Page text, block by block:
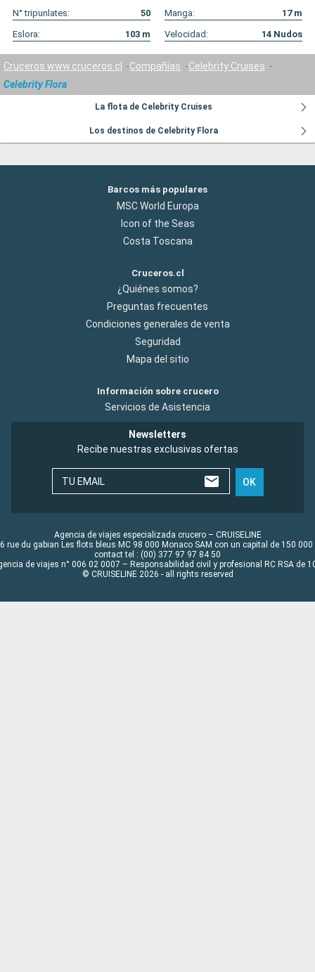
N° tripunlates:
50 Manga: 17m
Eslora:
103 m Velocidad: 14 Nudos
Cruceros www.cruceros.cl Compañías
Celebrity Cruises
Celebrity Flora
La flota de Celebrity Cruises
Los destinos de Celebrity Flora
Barcos más populares
MSC World Europa
Icon of the Seas
Costa Toscana
Cruceros.cl
¿Quiénes somos?
Preguntas frecuentes
Condiciones generales de venta
Seguridad
Mapa del sitio
Información sobre crucero
Servicios de Asistencia
Newsletters
Recibe nuestras exclusivas ofertas
TU EMAIL OK
Agencia de viajes especializada crucero – CRUISELINE
rue du gabian Les flots bleus MC 98 000 Monaco SAM con un capital de 150 000
contact tel : (00) 377 97 97 84 50
de viajes n° 006 02 0007 – Responsabilidad civil y profesional RC RSA de
© CRUISELINE 2026 - all rights reserved